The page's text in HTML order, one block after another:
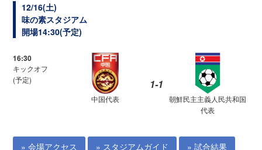
12/16(土)
味の素スタジアム
開場14:30(予定)
16:30
キックオフ
(予定)
中国代表
1-1
朝鮮民主主義人民共和国
代表
» 会場アクセス » スタジアムガイド » 試合結果